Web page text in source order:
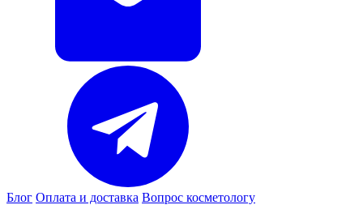
Блог Оплата и доставка Вопрос косметологу